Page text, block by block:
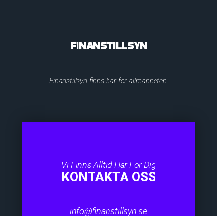
FINANSTILLSYN
Finanstillsyn finns här för allmänheten.
Vi Finns Alltid Här För Dig
KONTAKTA OSS
info@finanstillsyn.se